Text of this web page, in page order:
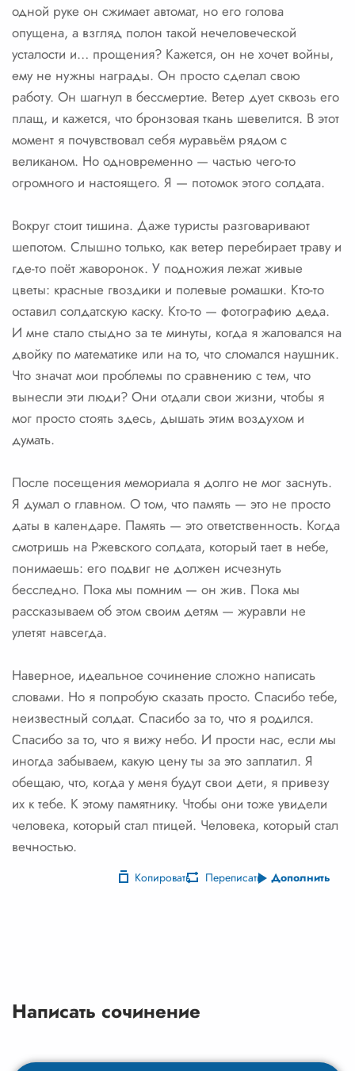
одной руке он сжимает автомат, но его голова
опущена, а взгляд полон такой нечеловеческой
усталости и… прощения? Кажется, он не хочет войны,
ему не нужны награды. Он просто сделал свою
работу. Он шагнул в бессмертие. Ветер дует сквозь его
плащ, и кажется, что бронзовая ткань шевелится. В этот
момент я почувствовал себя муравьём рядом с
великаном. Но одновременно — частью чего-то
огромного и настоящего. Я — потомок этого солдата.
Вокруг стоит тишина. Даже туристы разговаривают
шепотом. Слышно только, как ветер перебирает траву и
где-то поёт жаворонок. У подножия лежат живые
цветы: красные гвоздики и полевые ромашки. Кто-то
оставил солдатскую каску. Кто-то — фотографию деда.
И мне стало стыдно за те минуты, когда я жаловался на
двойку по математике или на то, что сломался наушник.
Что значат мои проблемы по сравнению с тем, что
вынесли эти люди? Они отдали свои жизни, чтобы я
мог просто стоять здесь, дышать этим воздухом и
думать.
После посещения мемориала я долго не мог заснуть.
Я думал о главном. О том, что память — это не просто
даты в календаре. Память — это ответственность. Когда
смотришь на Ржевского солдата, который тает в небе,
понимаешь: его подвиг не должен исчезнуть
бесследно. Пока мы помним — он жив. Пока мы
рассказываем об этом своим детям — журавли не
улетят навсегда.
Наверное, идеальное сочинение сложно написать
словами. Но я попробую сказать просто. Спасибо тебе,
неизвестный солдат. Спасибо за то, что я родился.
Спасибо за то, что я вижу небо. И прости нас, если мы
иногда забываем, какую цену ты за это заплатил. Я
обещаю, что, когда у меня будут свои дети, я привезу
их к тебе. К этому памятнику. Чтобы они тоже увидели
человека, который стал птицей. Человека, который стал
вечностью.
Копировать Переписать Дополнить
Написать сочинение